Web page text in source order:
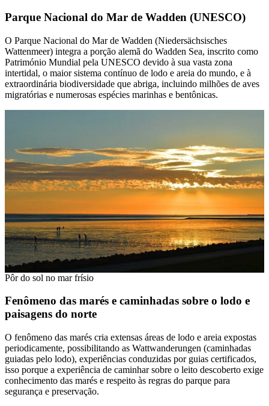
Parque Nacional do Mar de Wadden (UNESCO)
O Parque Nacional do Mar de Wadden (Niedersächsisches
Wattenmeer) integra a porção alemã do Wadden Sea, inscrito como
Património Mundial pela UNESCO devido à sua vasta zona
intertidal, o maior sistema contínuo de lodo e areia do mundo, e à
extraordinária biodiversidade que abriga, incluindo milhões de aves
migratórias e numerosas espécies marinhas e bentônicas.
Pôr do sol no mar frísio
Fenômeno das marés e caminhadas sobre o lodo e
paisagens do norte
O fenômeno das marés cria extensas áreas de lodo e areia expostas
periodicamente, possibilitando as Wattwanderungen (caminhadas
guiadas pelo lodo), experiências conduzidas por guias certificados,
isso porque a experiência de caminhar sobre o leito descoberto exige
conhecimento das marés e respeito às regras do parque para
segurança e preservação.